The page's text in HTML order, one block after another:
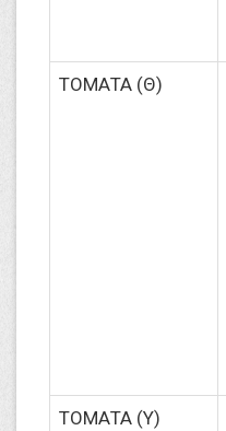
ΤΟΜΑΤΑ (Θ)
ΤΟΜΑΤΑ (Υ)